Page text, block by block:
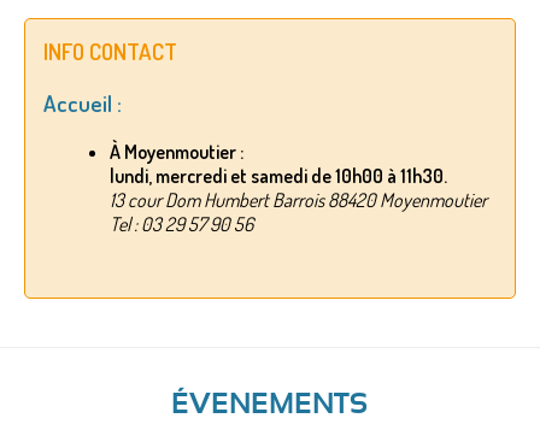
INFO CONTACT
Accueil :
À Moyenmoutier :
lundi, mercredi et samedi de 10h00 à 11h30.
13 cour Dom Humbert Barrois 88420 Moyenmoutier
Tel : 03 29 57 90 56
ÉVENEMENTS